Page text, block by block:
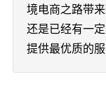
境电商之路带
还是已经有一
提供最优质的服